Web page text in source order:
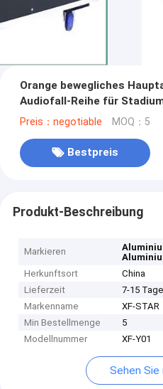
Orange bewegliches
Audiofall-Reihe für
Preis：negotiable MOQ：5
Bestpreis
Produkt-Beschreibung
Markieren
Herkunftsort
China
Lieferzeit
7-15 Tage
Markenname
XF-STAR
Min Bestellmenge
5
Modellnummer
XF-Y01
Sehen Sie